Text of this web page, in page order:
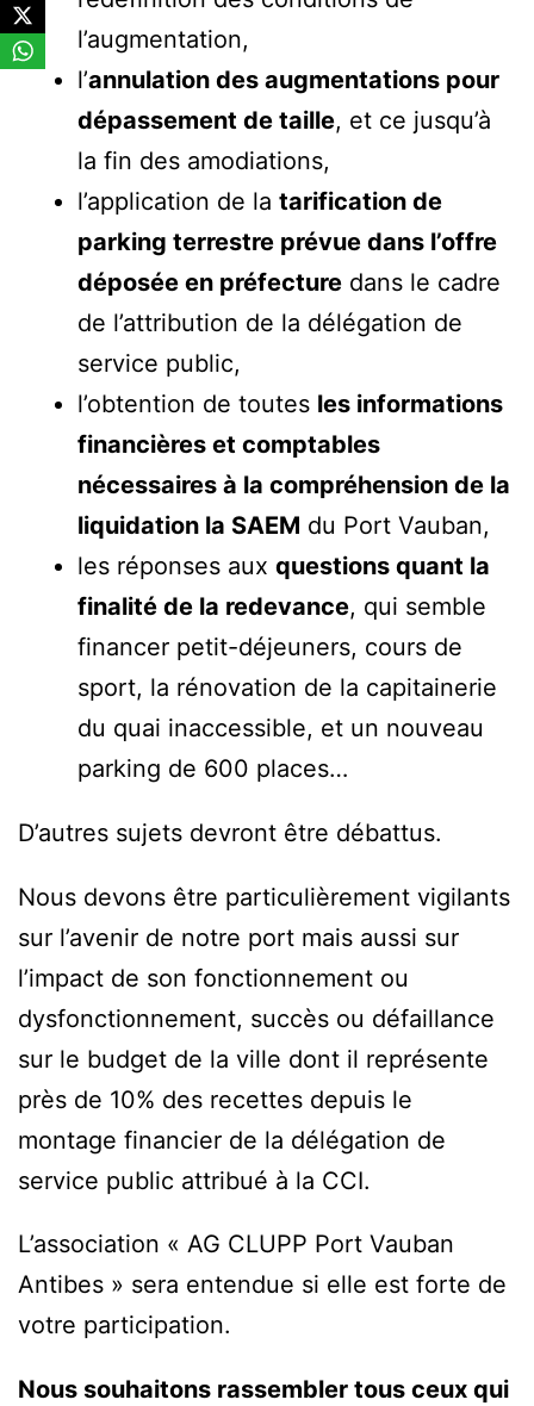
l’augmentation,
l’annulation des augmentations pour
dépassement de taille, et ce jusqu’à
la fin des amodiations,
l’application de la tarification de
parking terrestre prévue dans l’offre
déposée en préfecture dans le cadre
de l’attribution de la délégation de
service public,
l’obtention de toutes les informations
financières et comptables
nécessaires à la compréhension de la
liquidation la SAEM du Port Vauban,
les réponses aux questions quant la
finalité de la redevance, qui semble
financer petit-déjeuners, cours de
sport, la rénovation de la capitainerie
du quai inaccessible, et un nouveau
parking de 600 places…
D’autres sujets devront être débattus.
Nous devons être particulièrement vigilants
sur l’avenir de notre port mais aussi sur
l’impact de son fonctionnement ou
dysfonctionnement, succès ou défaillance
sur le budget de la ville dont il représente
près de 10% des recettes depuis le
montage financier de la délégation de
service public attribué à la CCI.
L’association « AG CLUPP Port Vauban
Antibes » sera entendue si elle est forte de
votre participation.
Nous souhaitons rassembler tous ceux qui